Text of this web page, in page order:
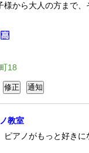
様から大人の方まで
18
教室
ピアノがもっと好き